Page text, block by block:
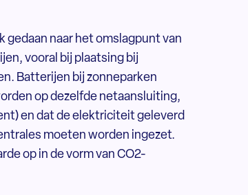
gedaan naar het omslagpunt van
vooral bij plaatsing bij
Batterijen bij zonneparken
op dezelfde netaansluiting,
en dat de elektriciteit geleverd
moeten worden ingezet.
op in de vorm van CO2-